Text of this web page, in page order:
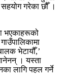
सहयोग गरेका छौँ ।
भएकाहरूको
भेटायौँ,’
। यस्ता
लागि पहल गर्ने